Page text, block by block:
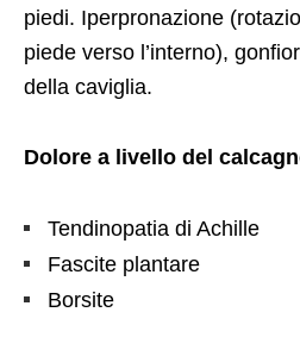
piedi. Iperpronazione
piede verso l’interno),
della caviglia.
Dolore a livello del
Tendinopatia di Achille
Fascite plantare
Borsite